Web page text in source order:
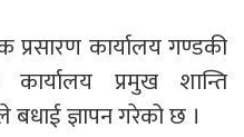
प्रसारण कार्यालय गण्डकी
प्रमुख शान्ति
ज्ञापन गरेको छ ।